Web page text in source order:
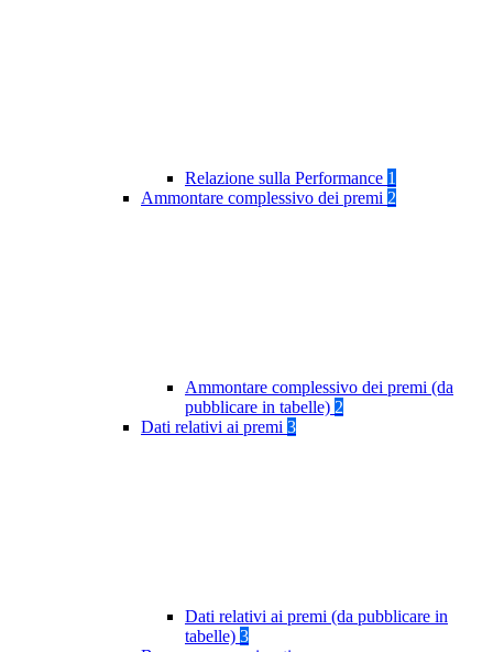
Relazione sulla Performance 1
Ammontare complessivo dei premi 2
Ammontare complessivo dei premi (da
pubblicare in tabelle) 2
Dati relativi ai premi 3
Dati relativi ai premi (da pubblicare in
tabelle) 3